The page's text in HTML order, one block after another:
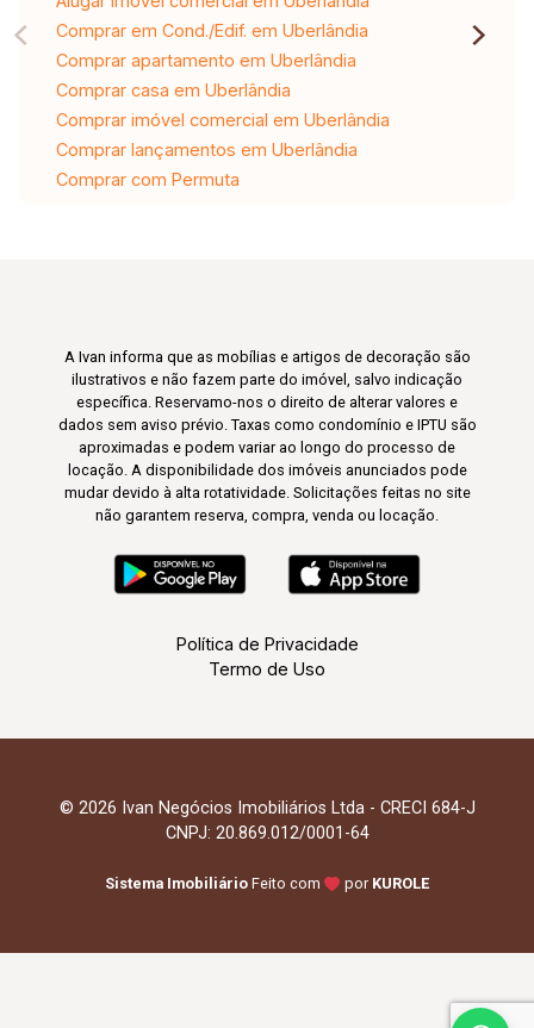
Comprar em Cond./Edif. em Uberlândia
Comprar apartamento em Uberlândia
Comprar casa em Uberlândia
Comprar imóvel comercial em Uberlândia
Comprar lançamentos em Uberlândia
Comprar com Permuta
A Ivan informa que as mobílias e artigos de decoração são
ilustrativos e não fazem parte do imóvel, salvo indicação
específica. Reservamo-nos o direito de alterar valores e
dados sem aviso prévio. Taxas como condomínio e IPTU são
aproximadas e podem variar ao longo do processo de
locação. A disponibilidade dos imóveis anunciados pode
mudar devido à alta rotatividade. Solicitações feitas no site
não garantem reserva, compra, venda ou locação.
Política de Privacidade
Termo de Uso
© 2026 Ivan Negócios Imobiliários Ltda - CRECI 684-J
CNPJ: 20.869.012/0001-64
Sistema Imobiliário Feito com por KUROLE